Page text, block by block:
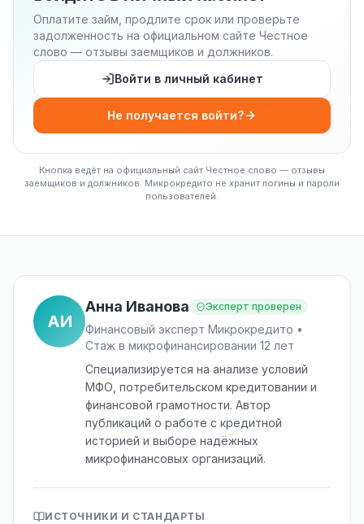
Оплатите займ, продлите срок или проверьте
задолженность на официальном сайте Честное
слово — отзывы заемщиков и должников.
Войти в личный кабинет
Не получается войти?
Кнопка ведёт на официальный сайт Честное слово — отзывы
заемщиков и должников. Микрокредито не хранит логины и пароли
пользователей.
АИ
Анна Иванова Эксперт проверен
Финансовый эксперт Микрокредито •
Стаж в микрофинансировании 12 лет
Специализируется на анализе условий
МФО, потребительском кредитовании и
финансовой грамотности. Автор
публикаций о работе с кредитной
историей и выборе надёжных
микрофинансовых организаций.
ИСТОЧНИКИ И СТАНДАРТЫ